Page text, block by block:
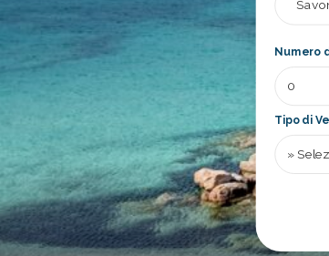
Numero
Tipo di